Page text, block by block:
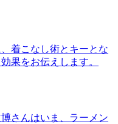
着こなし術とキーとな
果をお伝えします。
さんはいま、ラーメン